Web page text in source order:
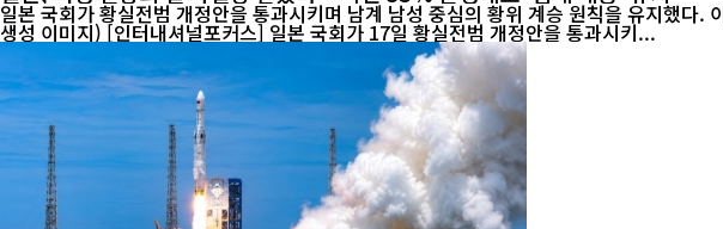
일본 국회가 황실전범 개정안을 통과시키며 남계 남성 중심의 황위 계승 원칙을 유지했
생성 이미지) [인터내셔널포커스] 일본 국회가 17일 황실전범 개정안을 통과시키...